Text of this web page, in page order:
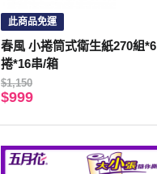
此商品免運
春風 小捲筒式衛生紙270組*6
捲*16串/箱
$1,150
$999